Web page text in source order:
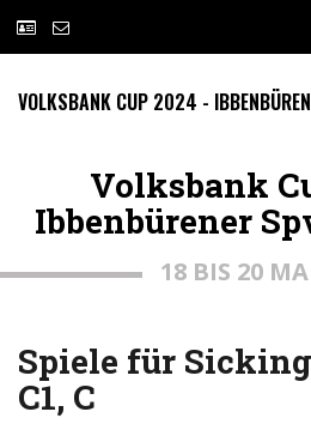
VOLKSBANK CUP 2024 -
Volksbank
Ibbenbürener
18 BIS 20
Spiele für
C1, C